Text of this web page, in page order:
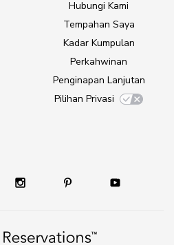
Hubungi Kami
Tempahan Saya
Kadar Kumpulan
Perkahwinan
Penginapan Lanjutan
Pilihan Privasi